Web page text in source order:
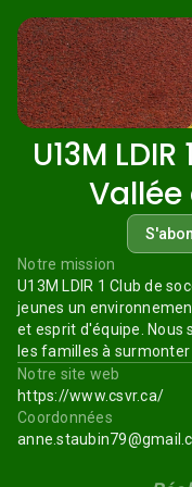
U13M
Vallée
Notre mission
U13M LDIR 1 Club de
jeunes un
et esprit d'équipe. Nous
les familles à
Notre site web
https://www.csvr.ca/
Coordonnées